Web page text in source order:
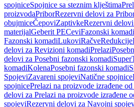
spojniceSpojnice sa steznim klještima
proizvodaPriborRezervni delovi za
obujmiceČepoviZaptivkeRezervni
materijalGeberit PECeviFazonski komadi
Fazonski komadiLukoviRačveRedukcije
delovi za Revizioni komadiPrelazi
delovi za Posebni fazonski komadi
komadiKolenaPosebni fazonski komadi
SpojeviZavareni spojeviNatične spojnice
spojnicePrelazi na proizvode izrađene
delovi za Prelazi na proizvode izrađene
spojeviRezervni delovi za Navojni